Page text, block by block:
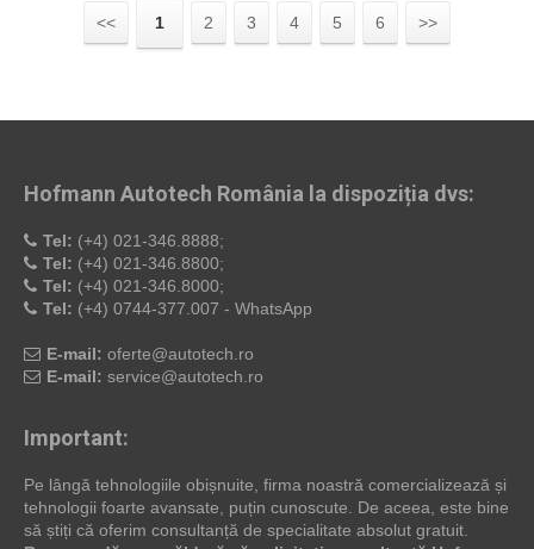
<< 1 2 3 4 5 6 >>
Hofmann Autotech România la dispoziția dvs:
Tel: (+4) 021-346.8888;
Tel: (+4) 021-346.8800;
Tel: (+4) 021-346.8000;
Tel: (+4) 0744-377.007 - WhatsApp
E-mail: oferte@autotech.ro
E-mail: service@autotech.ro
Important:
Pe lângă tehnologiile obișnuite, firma noastră comercializează și
tehnologii foarte avansate, puțin cunoscute. De aceea, este bine
să știți că oferim consultanță de specialitate absolut gratuit.